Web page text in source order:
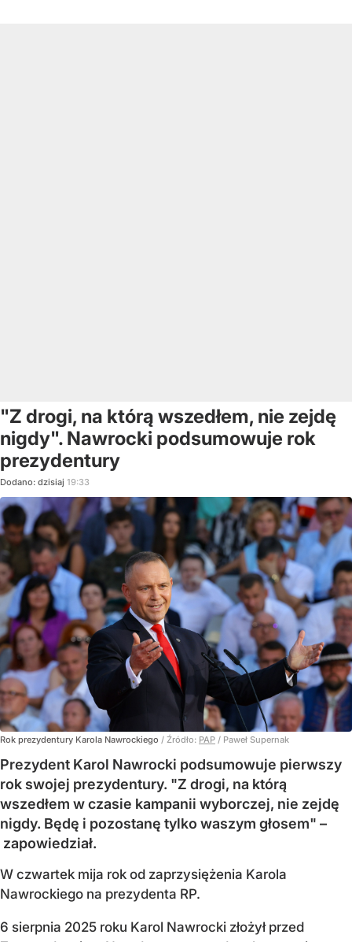
"Z drogi, na którą wszedłem, nie zejdę
nigdy". Nawrocki podsumowuje rok
prezydentury
Dodano: dzisiaj 19:33
Rok prezydentury Karola Nawrockiego / Źródło: PAP / Paweł Supernak
Prezydent Karol Nawrocki podsumowuje pierwszy
rok swojej prezydentury. "Z drogi, na którą
wszedłem w czasie kampanii wyborczej, nie zejdę
nigdy. Będę i pozostanę tylko waszym głosem" –
zapowiedział.
W czwartek mija rok od zaprzysiężenia Karola
Nawrockiego na prezydenta RP.
6 sierpnia 2025 roku Karol Nawrocki złożył przed